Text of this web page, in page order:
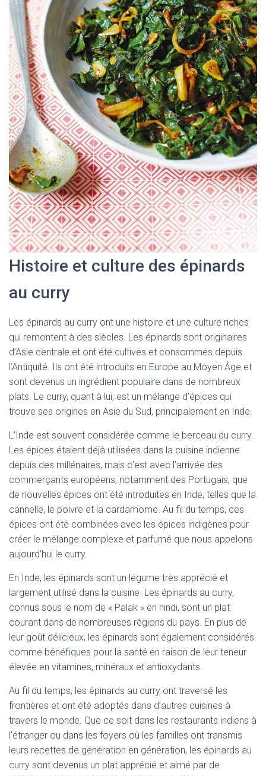
Histoire et culture des épinards
au curry
Les épinards au curry ont une histoire et une culture riches
qui remontent à des siècles. Les épinards sont originaires
d’Asie centrale et ont été cultivés et consommés depuis
l’Antiquité. Ils ont été introduits en Europe au Moyen Âge et
sont devenus un ingrédient populaire dans de nombreux
plats. Le curry, quant à lui, est un mélange d’épices qui
trouve ses origines en Asie du Sud, principalement en Inde.
L’Inde est souvent considérée comme le berceau du curry.
Les épices étaient déjà utilisées dans la cuisine indienne
depuis des millénaires, mais c’est avec l’arrivée des
commerçants européens, notamment des Portugais, que
de nouvelles épices ont été introduites en Inde, telles que la
cannelle, le poivre et la cardamome. Au fil du temps, ces
épices ont été combinées avec les épices indigènes pour
créer le mélange complexe et parfumé que nous appelons
aujourd’hui le curry.
En Inde, les épinards sont un légume très apprécié et
largement utilisé dans la cuisine. Les épinards au curry,
connus sous le nom de « Palak » en hindi, sont un plat
courant dans de nombreuses régions du pays. En plus de
leur goût délicieux, les épinards sont également considérés
comme bénéfiques pour la santé en raison de leur teneur
élevée en vitamines, minéraux et antioxydants.
Au fil du temps, les épinards au curry ont traversé les
frontières et ont été adoptés dans d’autres cuisines à
travers le monde. Que ce soit dans les restaurants indiens à
l’étranger ou dans les foyers où les familles ont transmis
leurs recettes de génération en génération, les épinards au
curry sont devenus un plat apprécié et aimé par de